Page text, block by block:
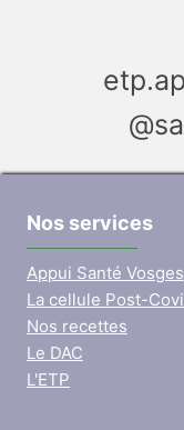
Nos services
Appui Santé Vosges
La cellule Post-
Nos recettes
Le DAC
L'ETP